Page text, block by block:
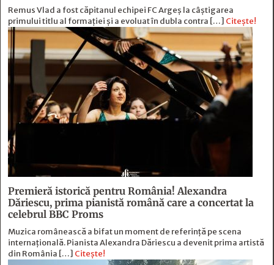
Remus Vlad a fost căpitanul echipei FC Argeș la câștigarea
primului titlu al formației și a evoluat în dubla contra […] Citește!
Premieră istorică pentru România! Alexandra
Dăriescu, prima pianistă română care a concertat la
celebrul BBC Proms
Muzica românească a bifat un moment de referință pe scena
internațională. Pianista Alexandra Dăriescu a devenit prima artistă
din România […] Citește!